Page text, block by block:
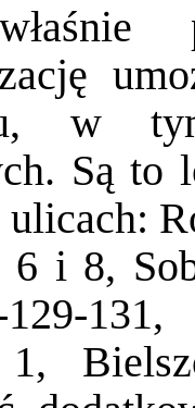
w
Są to
ulicach:
6 i 8,
129-
1,